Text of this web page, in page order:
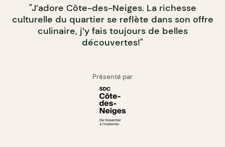
"J’adore Côte-des-Neiges. La richesse
culturelle du quartier se reflète dans son offre
culinaire, j’y fais toujours de belles
découvertes!"
Présenté par